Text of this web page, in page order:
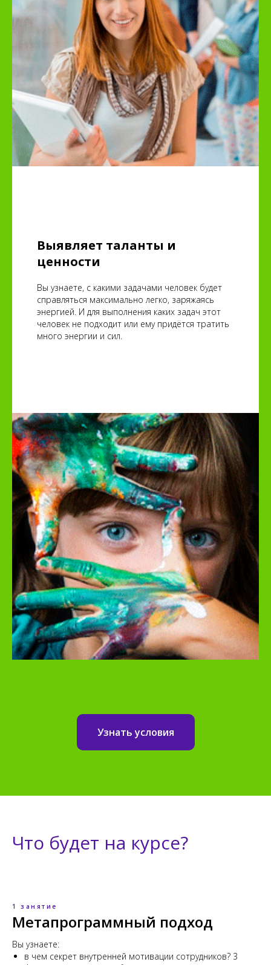
Выявляет таланты и
ценности
Вы узнаете, с какими задачами человек будет
справляться максимально легко, заряжаясь
энергией. И для выполнения каких задач этот
человек не подходит или ему придётся тратить
много энергии и сил.
Узнать условия
Что будет на курсе?
1 занятие
Метапрограммный подход
Вы узнаете:
в чем секрет внутренней мотивации сотрудников? 3